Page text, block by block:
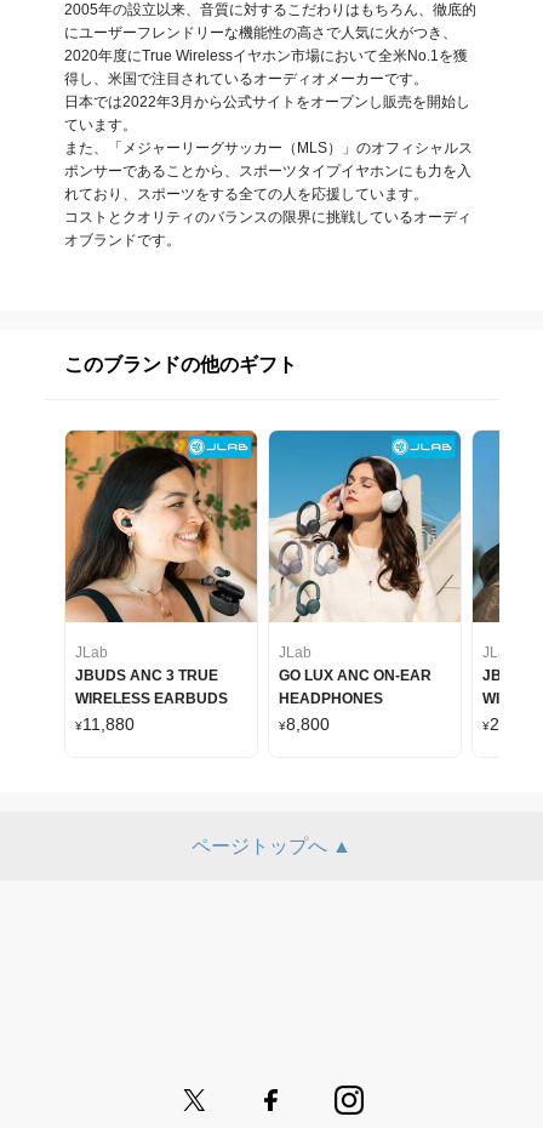
2005年の設立以来、音質に対するこだわりはもちろん、徹底的
にユーザーフレンドリーな機能性の高さで人気に火がつき、
2020年度にTrue Wirelessイヤホン市場において全米No.1を獲
得し、米国で注目されているオーディオメーカーです。
日本では2022年3月から公式サイトをオープンし販売を開始し
ています。
また、「メジャーリーグサッカー（MLS）」のオフィシャルス
ポンサーであることから、スポーツタイプイヤホンにも力を入
れており、スポーツをする全ての人を応援しています。
コストとクオリティのバランスの限界に挑戦しているオーディ
オブランドです。
このブランドの他のギフト
JLab
JBUDS ANC 3 TRUE
WIRELESS EARBUDS
¥11,880
JLab
GO LUX ANC ON-EAR
HEADPHONES
¥8,800
JLab
JBUDS
¥22,000
ページトップへ ▲